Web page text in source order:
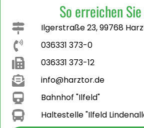
So erreichen
Ilgerstraße 23, 99768
036331 373-0
036331 373-12
info@harztor.de
Bahnhof "Ilfeld"
Haltestelle "Ilfeld